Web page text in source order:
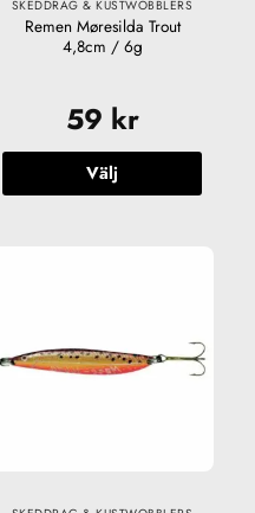
SKEDDRAG & KUSTWOBBLERS
Remen Møresilda Trout
4,8cm / 6g
59 kr
Välj
De
olika
produktsidan